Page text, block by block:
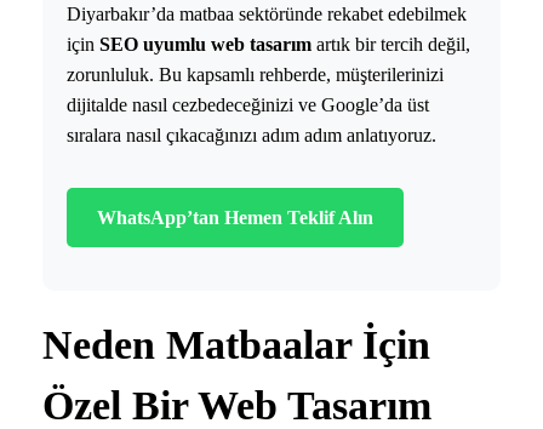
Diyarbakır’da matbaa sektöründe rekabet edebilmek
için SEO uyumlu web tasarım artık bir tercih değil,
zorunluluk. Bu kapsamlı rehberde, müşterilerinizi
dijitalde nasıl cezbedeceğinizi ve Google’da üst
sıralara nasıl çıkacağınızı adım adım anlatıyoruz.
WhatsApp’tan Hemen Teklif Alın
Neden Matbaalar İçin
Özel Bir Web Tasarım